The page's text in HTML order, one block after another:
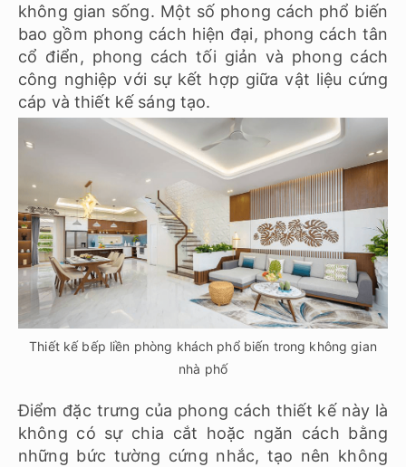
không gian sống. Một số phong cách phổ biến
bao gồm phong cách hiện đại, phong cách tân
cổ điển, phong cách tối giản và phong cách
công nghiệp với sự kết hợp giữa vật liệu cứng
cáp và thiết kế sáng tạo.
Thiết kế bếp liền phòng khách phổ biến trong không gian
nhà phố
Điểm đặc trưng của phong cách thiết kế này là
không có sự chia cắt hoặc ngăn cách bằng
những bức tường cứng nhắc, tạo nên không